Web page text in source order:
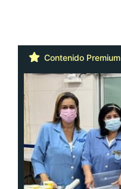
Contenido Premium